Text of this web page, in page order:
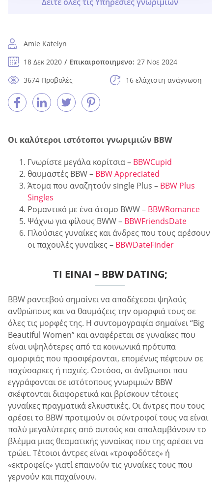
Amie Katelyn
18 Δεκ 2020
Επικαιροποιημενο: 27 Νοε 2024
3674 Προβολές
16 ελάχιστη ανάγνωση
Οι καλύτεροι ιστότοποι γνωριμιών BBW
Γνωρίστε μεγάλα κορίτσια – BBWCupid
θαυμαστές BBW – BBW Appreciated
Άτομα που αναζητούν single Plus – BBW Plus
Singles
Ρομαντικό με ένα άτομο BWW – BBWRomance
Ψάχνω για φίλους BWW – BBWFriendsDate
Πλούσιες γυναίκες και άνδρες που τους αρέσουν
οι παχουλές γυναίκες – BBWDateFinder
ΤΙ ΕΊΝΑΙ – BBW DATING;
BBW ραντεβού σημαίνει να αποδέχεσαι ψηλούς
ανθρώπους και να θαυμάζεις την ομορφιά τους σε
όλες τις μορφές της. Η συντομογραφία σημαίνει “Big
Beautiful Women” και αναφέρεται σε γυναίκες που
είναι υψηλότερες από τα κοινωνικά πρότυπα
ομορφιάς που προσφέρονται, επομένως πέφτουν σε
παχύσαρκες ή παχιές. Ωστόσο, οι άνθρωποι που
εγγράφονται σε ιστότοπους γνωριμιών BBW
σκέφτονται διαφορετικά και βρίσκουν τέτοιες
γυναίκες πραγματικά ελκυστικές. Οι άντρες που τους
αρέσει το BBW προτιμούν οι σύντροφοί τους να είναι
πολύ μεγαλύτερες από αυτούς και απολαμβάνουν το
βλέμμα μιας θεαματικής γυναίκας που της αρέσει να
τρώει. Τέτοιοι άντρες είναι «τροφοδότες» ή
«εκτροφείς» γιατί επαινούν τις γυναίκες τους που
γερνούν και παχαίνουν.